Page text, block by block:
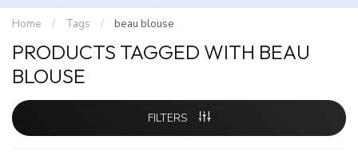
Home / Tags / beau blouse
PRODUCTS TAGGED WITH BEAU
BLOUSE
FILTERS